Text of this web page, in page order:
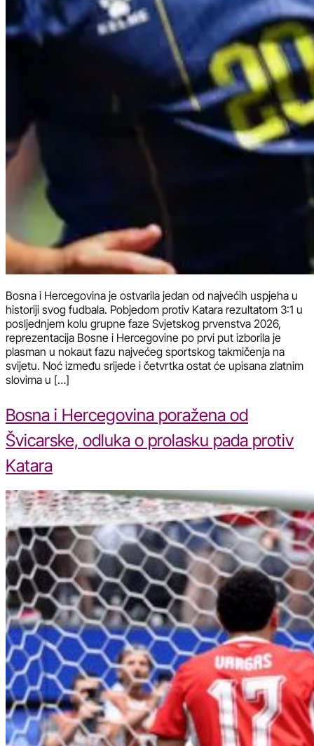
Bosna i Hercegovina je ostvarila jedan od najvećih uspjeha u
historiji svog fudbala. Pobjedom protiv Katara rezultatom 3:1 u
posljednjem kolu grupne faze Svjetskog prvenstva 2026,
reprezentacija Bosne i Hercegovine po prvi put izborila je
plasman u nokaut fazu najvećeg sportskog takmičenja na
svijetu. Noć između srijede i četvrtka ostat će upisana zlatnim
slovima u […]
Bosna i Hercegovina poražena od
Švicarske, odluka o prolasku pada protiv
Katara